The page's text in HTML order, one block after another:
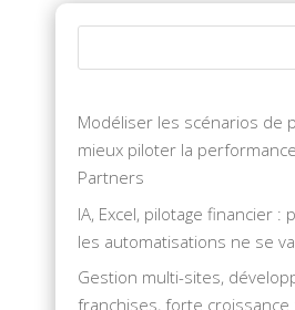
Modéliser les scénarios de
mieux piloter la
Partners
IA, Excel, pilotage financier
les automatisations ne se
Gestion multi-sites,
franchises, forte croissance